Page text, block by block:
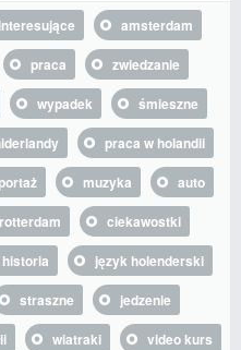
interesujące
amsterdam
praca
zwiedzanie
wypadek
śmieszne
praca w holandii
muzyka
auto
rotterdam
ciekawostki
historia
język holenderski
straszne
jedzenie
wiatraki
video kurs